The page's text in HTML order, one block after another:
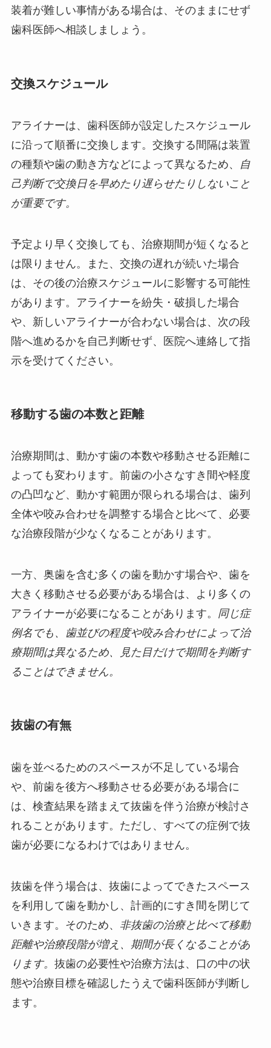
装着が難しい事情がある場合は、そのままにせず
歯科医師へ相談しましょう。
交換スケジュール
アライナーは、歯科医師が設定したスケジュール
に沿って順番に交換します。交換する間隔は装置
の種類や歯の動き方などによって異なるため、
自
己判断で交換日を早めたり遅らせたりしないこと
が重要です。
予定より早く交換しても、治療期間が短くなると
は限りません。また、交換の遅れが続いた場合
は、その後の治療スケジュールに影響する可能性
があります。アライナーを紛失・破損した場合
や、新しいアライナーが合わない場合は、次の段
階へ進めるかを自己判断せず、医院へ連絡して指
示を受けてください。
移動する歯の本数と距離
治療期間は、動かす歯の本数や移動させる距離に
よっても変わります。前歯の小さなすき間や軽度
の凸凹など、動かす範囲が限られる場合は、歯列
全体や咬み合わせを調整する場合と比べて、必要
な治療段階が少なくなることがあります。
一方、奥歯を含む多くの歯を動かす場合や、歯を
大きく移動させる必要がある場合は、より多くの
アライナーが必要になることがあります。 同じ症
例名でも、歯並びの程度や咬み合わせによって治
療期間は異なるため、見た目だけで期間を判断す
ることはできません。
抜歯の有無
歯を並べるためのスペースが不足している場合
や、前歯を後方へ移動させる必要がある場合に
は、検査結果を踏まえて抜歯を伴う治療が検討さ
れることがあります。ただし、すべての症例で抜
歯が必要になるわけではありません。
抜歯を伴う場合は、抜歯によってできたスペース
を利用して歯を動かし、計画的にすき間を閉じて
いきます。そのため、 非抜歯の治療と比べて移動
距離や治療段階が増え、期間が長くなることがあ
ります。 抜歯の必要性や治療方法は、口の中の状
態や治療目標を確認したうえで歯科医師が判断し
ます。